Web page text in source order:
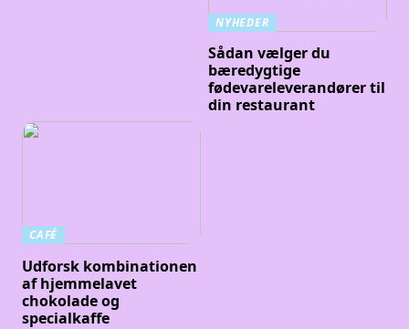
NYHEDER
Sådan vælger du
bæredygtige
fødevareleverandører til
din restaurant
CAFÉ
Udforsk kombinationen
af hjemmelavet
chokolade og
specialkaffe